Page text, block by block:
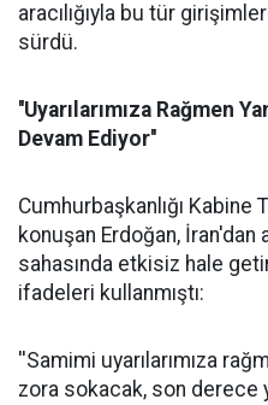
aracılığıyla bu tür
sürdü.
''Uyarılarımıza Rağmen
Devam Ediyor''
Cumhurbaşkanlığı Kabine
konuşan Erdoğan,
sahasında etkisiz hale
ifadeleri kullanmıştı:
''Samimi uyarılarımıza
zora sokacak, son derece